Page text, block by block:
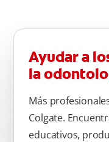
Ayudar a
la
Más
Colgate.
educativos,